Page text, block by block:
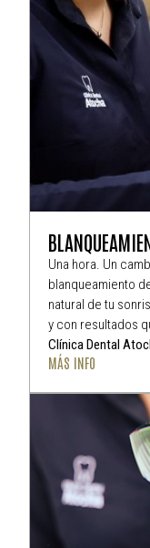
Una hora. Un
blanqueamiento
natural de tu
y con resultados
Clínica Dental
MÁS INFO